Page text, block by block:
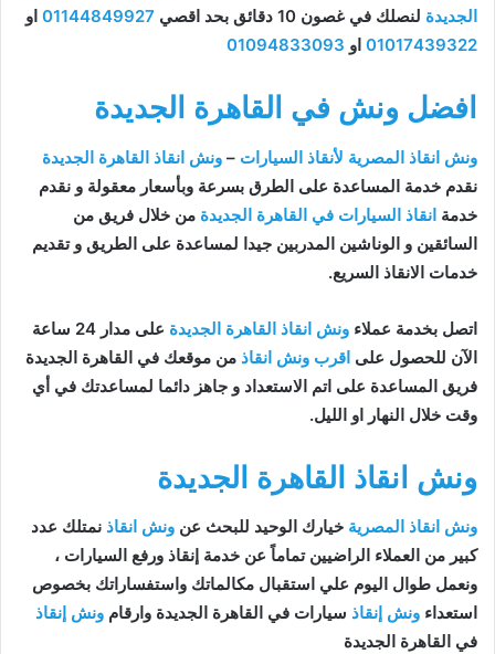
الجديدة لنصلك في غصون 10 دقائق بحد اقصي 01144849927 او
01017439322 او 01094833093
افضل ونش في القاهرة الجديدة
ونش انقاذ المصرية لأنقاذ السيارات – ونش انقاذ القاهرة الجديدة
نقدم خدمة المساعدة على الطرق بسرعة وبأسعار معقولة و نقدم
خدمة انقاذ السيارات في القاهرة الجديدة من خلال فريق من
السائقين و الوناشين المدربين جيدا لمساعدة على الطريق و تقديم
خدمات الانقاذ السريع.
اتصل بخدمة عملاء ونش انقاذ القاهرة الجديدة
على مدار 24 ساعة
الآن للحصول على اقرب ونش انقاذ من موقعك في القاهرة الجديدة
فريق المساعدة على اتم الاستعداد و جاهز دائما لمساعدتك في أي
وقت خلال النهار او الليل.
ونش انقاذ القاهرة الجديدة
ونش انقاذ المصرية خيارك الوحيد للبحث عن ونش انقاذ نمتلك عدد
كبير من العملاء الراضيين تماماً عن خدمة إنقاذ ورفع السيارات ،
ونعمل طوال اليوم علي استقبال مكالماتك واستفساراتك بخصوص
استعداء ونش إنقاذ سيارات في القاهرة الجديدة وارقام ونش إنقاذ
في القاهرة الجديدة